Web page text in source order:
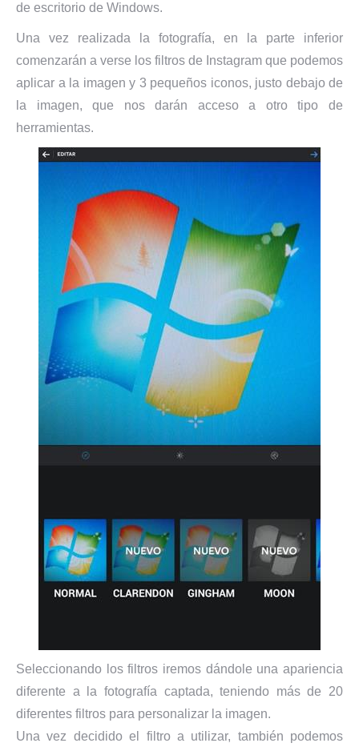
de escritorio de Windows.
Una vez realizada la fotografía, en la parte inferior
comenzarán a verse los filtros de Instagram que podemos
aplicar a la imagen y 3 pequeños iconos, justo debajo de
la imagen, que nos darán acceso a otro tipo de
herramientas.
Seleccionando los filtros iremos dándole una apariencia
diferente a la fotografía captada, teniendo más de 20
diferentes filtros para personalizar la imagen.
Una vez decidido el filtro a utilizar, también podemos